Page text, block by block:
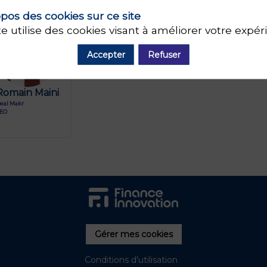
RM
Maini
Makr
Gérer mes cookies
Conditions d'utilisation
des cookies sur ce site
utilise des cookies visant à améliorer votre
Accepter Refuser